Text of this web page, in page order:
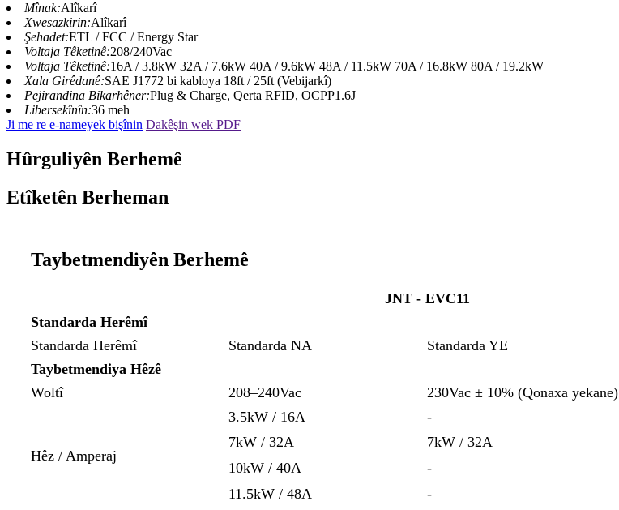
Mînak:Alîkarî
Xwesazkirin:Alîkarî
Şehadet:ETL / FCC / Energy Star
Voltaja Têketinê:208/240Vac
Voltaja Têketinê:16A / 3.8kW 32A / 7.6kW 40A / 9.6kW 48A / 11.5kW 70A / 16.8kW 80A / 19.2kW
Xala Girêdanê:SAE J1772 bi kabloya 18ft / 25ft (Vebijarkî)
Pejirandina Bikarhêner:Plug & Charge, Qerta RFID, OCPP1.6J
Libersekînîn:36 meh
Ji me re e-nameyek bişînin Dakêşin wek PDF
Hûrguliyên Berhemê
Etîketên Berheman
Taybetmendiyên Berhemê
JNT - EVC11
Standarda Herêmî
Standarda Herêmî
Standarda NA
Standarda YE
Taybetmendiya Hêzê
Woltî
208–240Vac 230Vac ± 10% (Qonaxa yekane)
Hêz / Amperaj
3.5kW / 16A -
7kW / 32A
7kW / 32A
10kW / 40A
-
11.5kW / 48A
-